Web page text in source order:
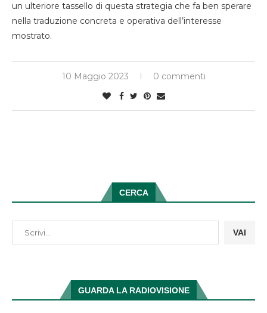
un ulteriore tassello di questa strategia che fa ben sperare
nella traduzione concreta e operativa dell’interesse
mostrato.
10 Maggio 2023 0 commenti
CERCA
VAI
GUARDA LA RADIOVISIONE